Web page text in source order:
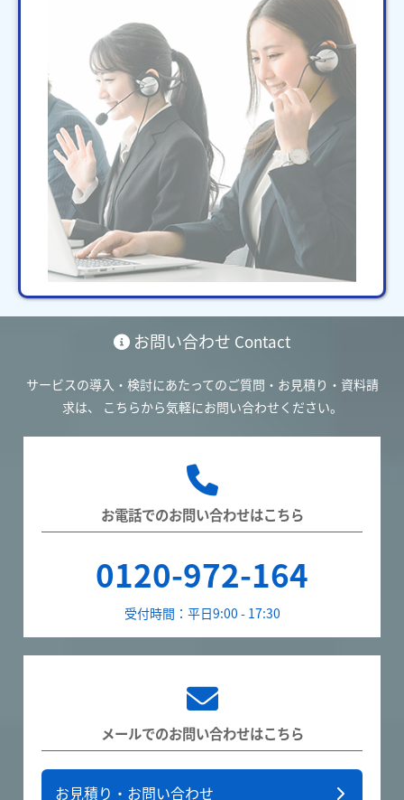
お問い合わせ Contact
サービスの導入・検討にあたってのご質問・お見積り・資料請
求は、
こちらから気軽にお問い合わせください。
お電話でのお問い合わせはこちら
0120-972-164
受付時間：平日9:00 - 17:30
メールでのお問い合わせはこちら
お見積り・お問い合わせ